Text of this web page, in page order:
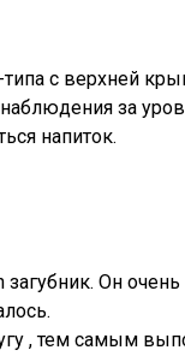
типа с верхней
за
напиток.
Он
, тем самым